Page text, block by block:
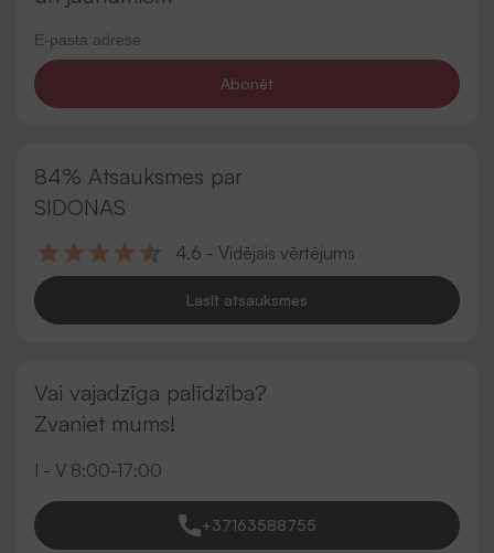
Abonēt
84% Atsauksmes par
SIDONAS
4.6 - Vidējais vērtējums
Lasīt atsauksmes
Vai vajadzīga palīdzība?
Zvaniet mums!
I - V 8:00-17:00
+37163588755